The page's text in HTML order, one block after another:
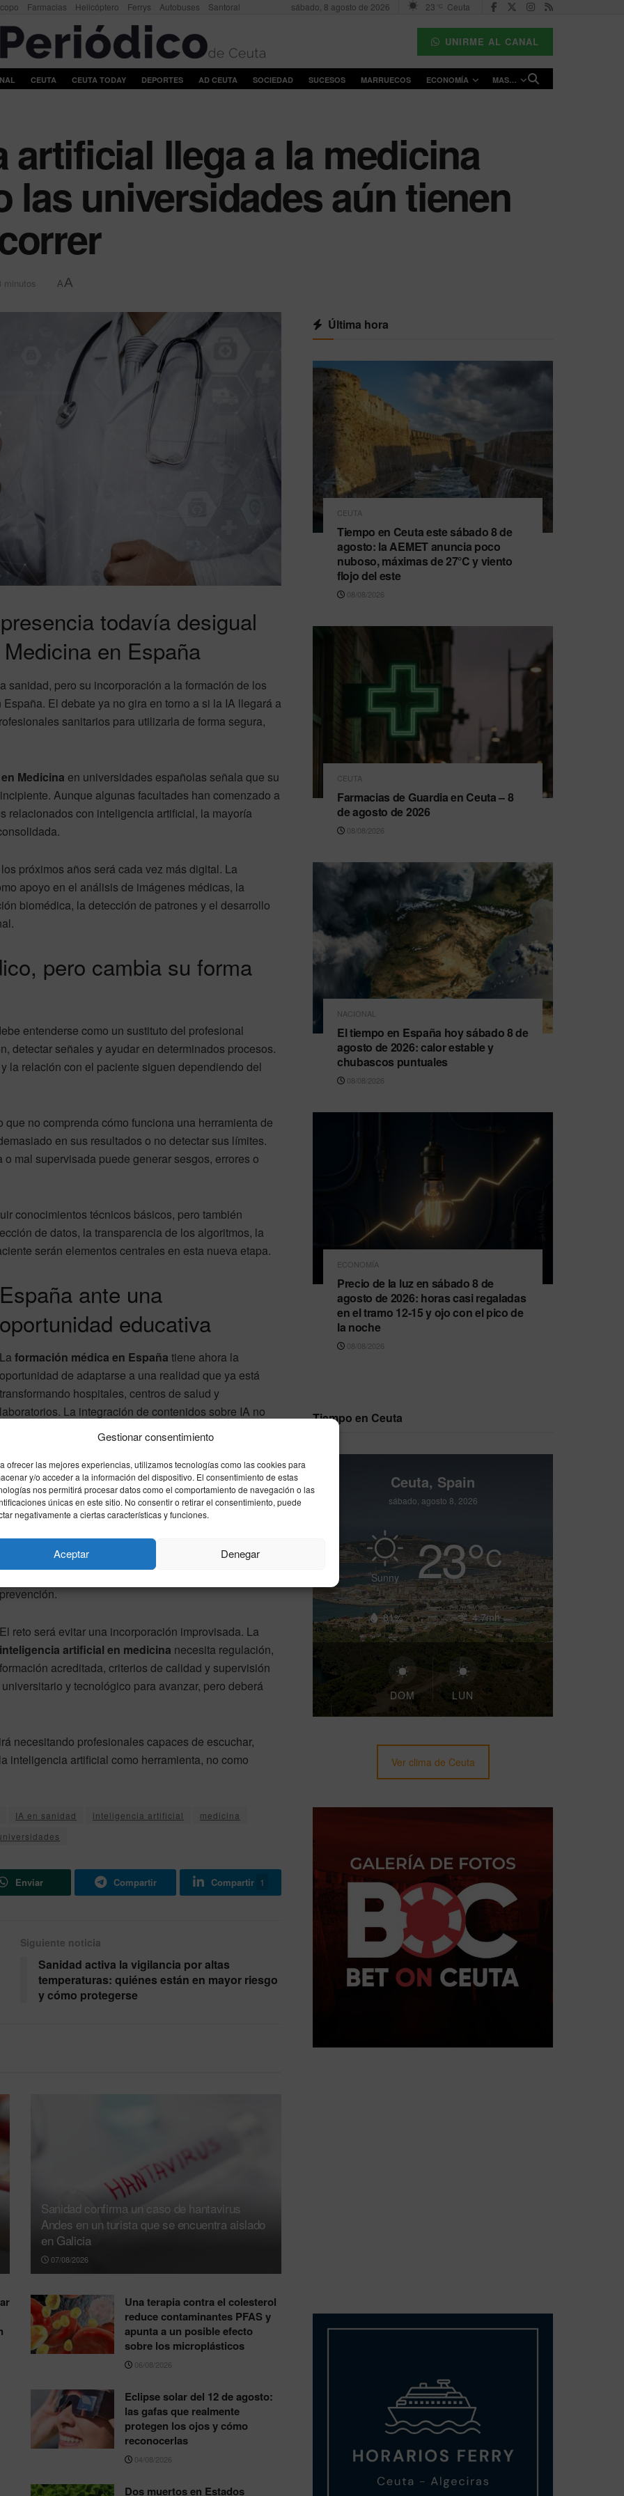
Gestionar consentimiento
ofrecer las mejores experiencias, utilizamos tecnologías como las cookies para
y/o acceder a la información del dispositivo. El consentimiento de estas
nos permitirá procesar datos como el comportamiento de navegación o las
únicas en este sitio. No consentir o retirar el consentimiento, puede
negativamente a ciertas características y funciones.
Aceptar Denegar
Farmacias Helicóptero Ferrys Autobuses Santoral sábado, 8 agosto de 2026 23 °C Ceuta
UNIRME AL CANAL
CEUTA CEUTA TODAY DEPORTES AD CEUTA SOCIEDAD SUCESOS MARRUECOS ECONOMÍA MAS…
artificial llega a la medicina
las universidades aún tienen
minutos AA
todavía desigual
en España
sanidad, pero su incorporación a la formación de los
El debate ya no gira en torno a si la IA llegará a
sanitarios para utilizarla de forma segura,
Medicina en universidades españolas señala que su
Aunque algunas facultades han comenzado a
relacionados con inteligencia artificial, la mayoría
próximos años será cada vez más digital. La
apoyo en el análisis de imágenes médicas, la
biomédica, la detección de patrones y el desarrollo
pero cambia su forma
entenderse como un sustituto del profesional
detectar señales y ayudar en determinados procesos.
la relación con el paciente siguen dependiendo del
no comprenda cómo funciona una herramienta de
en sus resultados o no detectar sus límites.
mal supervisada puede generar sesgos, errores o
conocimientos técnicos básicos, pero también
de datos, la transparencia de los algoritmos, la
serán elementos centrales en esta nueva etapa.
España ante una
oportunidad educativa
Laformación médica en España tiene ahora la
oportunidad de adaptarse a una realidad que ya está
transformando hospitales, centros de salud y
laboratorios. La integración de contenidos sobre IA no
implica convertir a todos los médicos en programadores,
una tecnología que utilizarán cada vez más.
También será importante formar a otros perfiles
sanitarios, como enfermería, farmacia, fisioterapia,
psicología clínica o gestión sanitaria. La salud digital no
afecta solo al diagnóstico, sino también a la organización
prevención.
El reto será evitar una incorporación improvisada. La
inteligencia artificial en medicina necesita regulación,
formación acreditada, criterios de calidad y supervisión
y tecnológico para avanzar, pero deberá
necesitando profesionales capaces de escuchar,
inteligencia artificial como herramienta, no como
IA en sanidad inteligencia artificial
medicina
Enviar Compartir Compartir 1
Siguiente noticia
Sanidad activa la vigilancia por altas
temperaturas: quiénes están en mayor riesgo
y cómo protegerse
Sanidad confirma un caso de hantavirus
Andes en un turista que se encuentra aislado
en Galicia
07/08/2026
Una terapia contra el colesterol
reduce contaminantes PFAS y
apunta a un posible efecto
sobre los microplásticos
06/08/2026
Eclipse solar del 12 de agosto:
las gafas que realmente
protegen los ojos y cómo
reconocerlas
04/08/2026
Dos muertos en Estados
Última hora
CEUTA
Tiempo en Ceuta este sábado 8 de
agosto: la AEMET anuncia poco
nuboso, máximas de 27°C y viento
flojo del este
08/08/2026
CEUTA
Farmacias de Guardia en Ceuta – 8
de agosto de 2026
08/08/2026
NACIONAL
El tiempo en España hoy sábado 8 de
agosto de 2026: calor estable y
chubascos puntuales
08/08/2026
ECONOMÍA
Precio de la luz en sábado 8 de
agosto de 2026: horas casi regaladas
en el tramo 12-15 y ojo con el pico de
la noche
08/08/2026
Tiempo en Ceuta
Ceuta, Spain
sábado, agosto 8, 2026
Sunny 23°C
81% 4.7mh
DOM LUN
Ver clima de Ceuta